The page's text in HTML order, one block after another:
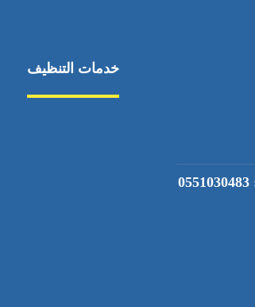
خدمات التنظيف